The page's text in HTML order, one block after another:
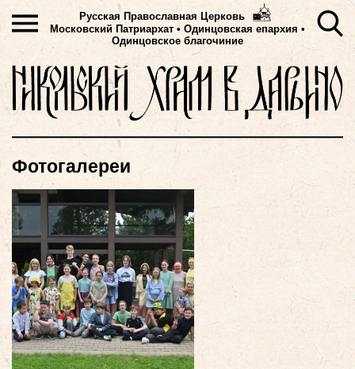
Русская Православная Церковь
Московский Патриархат • Одинцовская епархия •
Одинцовское благочиние
Фотогалереи